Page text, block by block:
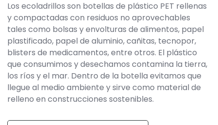
Los ecoladrillos son botellas de plástico PET rellenas
y compactadas con residuos no aprovechables
tales como bolsas y envolturas de alimentos, papel
plastificado, papel de aluminio, cañitas, tecnopor,
blisters de medicamentos, entre otros. El plástico
que consumimos y desechamos contamina la tierra,
los ríos y el mar. Dentro de la botella evitamos que
llegue al medio ambiente y sirve como material de
relleno en construcciones sostenibles.